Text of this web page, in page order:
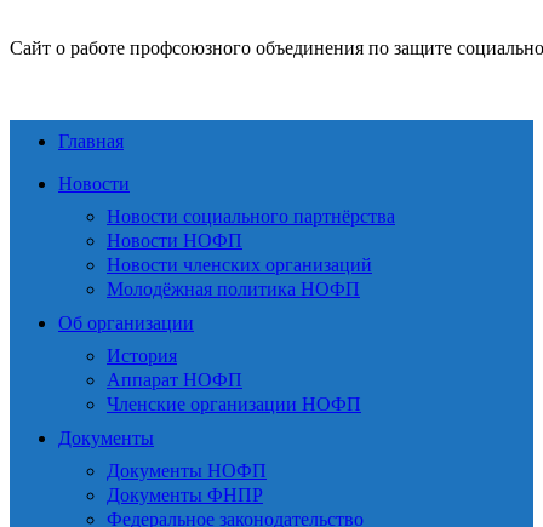
Сайт о работе профсоюзного объединения по защите
Главная
Новости
Новости социального партнёрства
Новости НОФП
Новости членских организаций
Молодёжная политика НОФП
Об организации
История
Аппарат НОФП
Членские организации НОФП
Документы
Документы НОФП
Документы ФНПР
Федеральное законодательство